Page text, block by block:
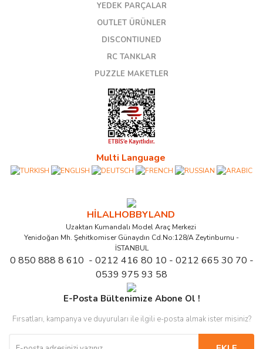
YEDEK PARÇALAR
OUTLET ÜRÜNLER
DISCONTIUNED
RC TANKLAR
PUZZLE MAKETLER
Multi Language
HİLALHOBBYLAND
Uzaktan Kumandalı Model Araç Merkezi
Yenidoğan Mh. Şehitkomiser Günaydın Cd.No:128/A Zeytinburnu -
İSTANBUL
0 850 888 8 610 - 0212 416 80 10 - 0212 665 30 70 -
0539 975 93 58
E-Posta Bültenimize Abone Ol !
Fırsatları, kampanya ve duyuruları ile ilgili e-posta almak ister misiniz?